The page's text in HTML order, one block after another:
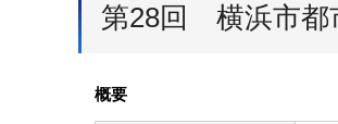
第28回 横浜市都
概要